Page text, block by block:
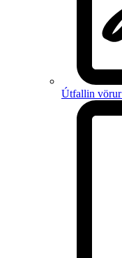
Útfallin vörur